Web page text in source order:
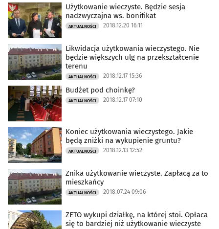
Użytkowanie wieczyste. Będzie sesja
nadzwyczajna ws. bonifikat
AKTUALNOŚCI 2018.12.20 16:11
Likwidacja użytkowania wieczystego. Nie
będzie większych ulg na przekształcenie
terenu
AKTUALNOŚCI 2018.12.17 15:36
Budżet pod choinkę?
AKTUALNOŚCI 2018.12.17 07:10
Koniec użytkowania wieczystego. Jakie
będą zniżki na wykupienie gruntu?
AKTUALNOŚCI 2018.12.13 12:52
Znika użytkowanie wieczyste. Zapłacą za to
mieszkańcy
AKTUALNOŚCI 2018.07.24 09:06
ZETO wykupi działkę, na której stoi. Opłaca
się to bardziej niż użytkowanie wieczyste